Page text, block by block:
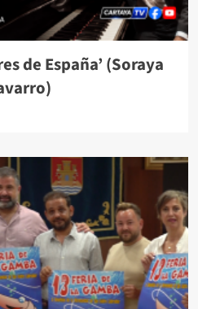
de España’ (Soraya